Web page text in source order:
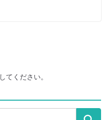
してください。